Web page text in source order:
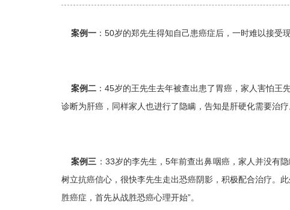
案例一 ：50岁的郑先生得知自己患癌症后，一时难以接受
案例二 ：45岁的王先生去年被查出患了胃癌，家人害怕
诊断为肝癌，同样家人也进行了隐瞒，告知是肝硬化需要治
案例三 ：33岁的李先生，5年前查出鼻咽癌，家人并没有
树立抗癌信心，很快李先生走出恐癌阴影，积极配合治疗。
胜癌症，首先从战胜恐癌心理开始”。